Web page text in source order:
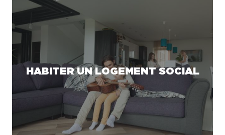
HABITER UN LOGEMENT SOCIAL